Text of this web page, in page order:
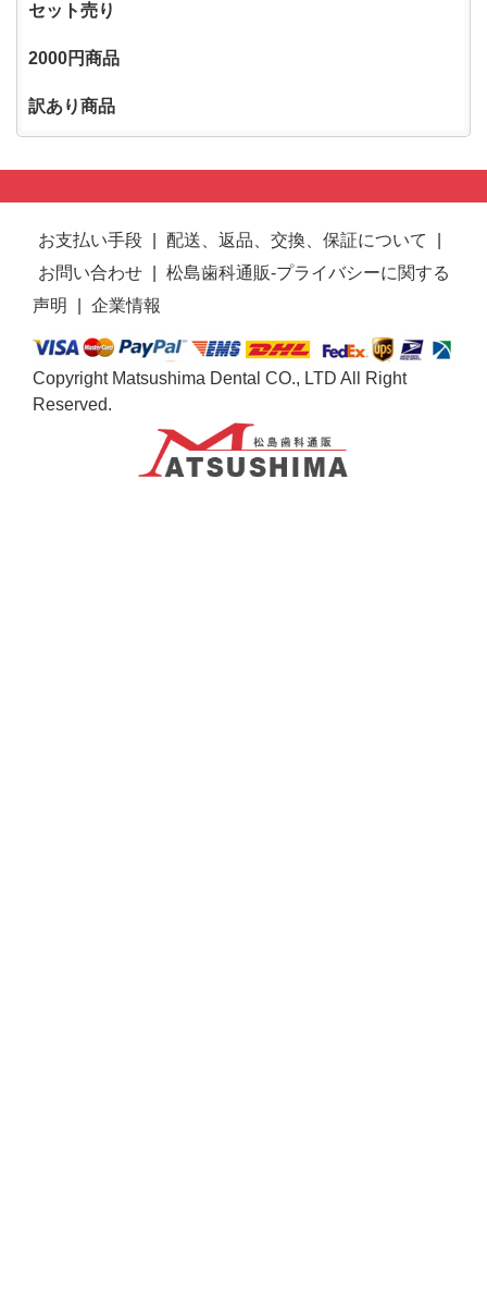
セット売り
2000円商品
訳あり商品
お支払い手段 配送、返品、交換、保証について
お問い合わせ
松島歯科通販-プライバシーに関する
声明
企業情報
Copyright Matsushima Dental CO., LTD All Right
Reserved.